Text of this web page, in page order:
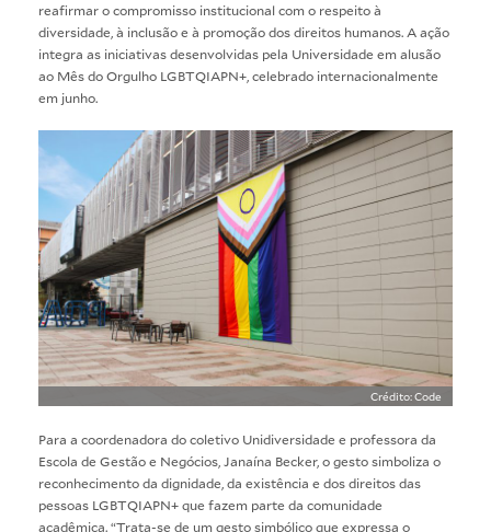
reafirmar o compromisso institucional com o respeito à
diversidade, à inclusão e à promoção dos direitos humanos. A ação
integra as iniciativas desenvolvidas pela Universidade em alusão
ao Mês do Orgulho LGBTQIAPN+, celebrado internacionalmente
em junho.
Crédito: Code
Para a coordenadora do coletivo Unidiversidade e professora da
Escola de Gestão e Negócios, Janaína Becker, o gesto simboliza o
reconhecimento da dignidade, da existência e dos direitos das
pessoas LGBTQIAPN+ que fazem parte da comunidade
acadêmica. “Trata-se de um gesto simbólico que expressa o